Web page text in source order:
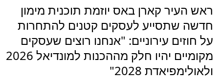
ראש העיר קארן באס יוזמת תוכנית מימון
חדשה שתסייע לעסקים קטנים להתחרות
על חוזים עירוניים: "אנחנו רוצים שעסקים
מקומיים יהיו חלק מההכנות למונדיאל 2026
ולאולימפיאדת 2028"